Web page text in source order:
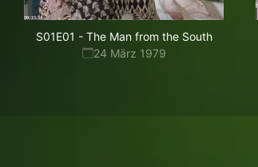
S01E01 - The Man from the South
24 März 1979